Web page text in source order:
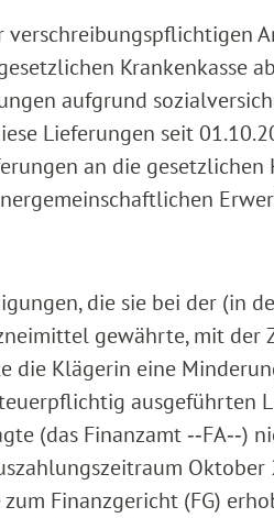
Krankenkasse
aufgrund
Lieferungen seit
an die gesetzlichen
die sie bei der (in
gewährte, mit der
die Klägerin eine
ausgeführten
(das Finanzamt ‑‑FA‑‑)
Finanzgericht (FG)